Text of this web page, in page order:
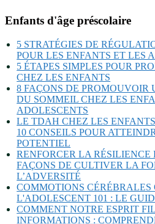
Enfants d'âge préscolaire
5 STRATÉGIES DE
POUR LES ENFANTS ET LES
5 ÉTAPES SIMPLES POUR
CHEZ LES ENFANTS
8 FAÇONS DE PROMOUVOIR
DU SOMMEIL CHEZ LES
ADOLESCENTS
LE TDAH CHEZ LES
10 CONSEILS POUR
POTENTIEL
RENFORCER LA RÉSILIENCE
FAÇONS DE CULTIVER LA
L’ADVERSITÉ
COMMOTIONS
L'ADOLESCENT 101 : LE
COMMENT NOTRE ESPRIT
INFORMATIONS :